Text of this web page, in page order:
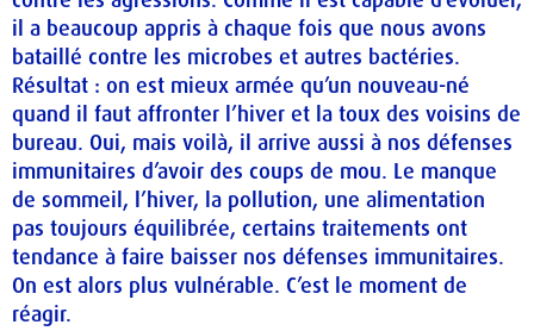
il a beaucoup appris à chaque fois que nous avons
bataillé contre les microbes et autres bactéries.
Résultat : on est mieux armée qu’un nouveau-né
quand il faut affronter l’hiver et la toux des voisins de
bureau. Oui, mais voilà, il arrive aussi à nos défenses
immunitaires d’avoir des coups de mou. Le manque
de sommeil, l’hiver, la pollution, une alimentation
pas toujours équilibrée, certains traitements ont
tendance à faire baisser nos défenses immunitaires.
On est alors plus vulnérable. C’est le moment de
réagir.